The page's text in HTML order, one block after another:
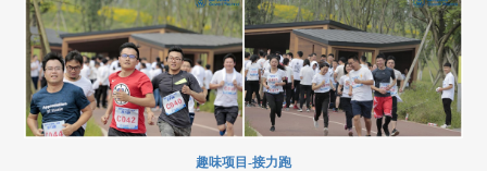
趣味项目-接力跑